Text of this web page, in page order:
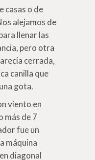
casas o de
alejamos de
llenar las
pero otra
cerrada,
canilla que
gota.
viento en
más de 7
fue un
máquina
diagonal